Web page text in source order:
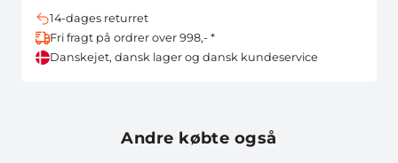
14-dages returret
Fri fragt på ordrer over 998,- *
Danskejet, dansk lager og dansk kundeservice
Andre købte også